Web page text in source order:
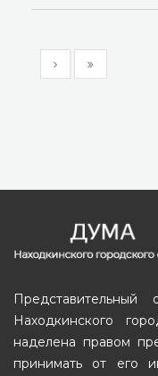
Представительный
Находкинского
наделена правом
принимать от его